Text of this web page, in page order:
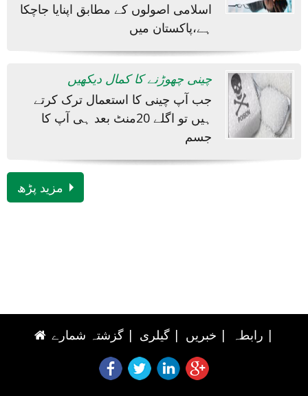
اسلامی اصولوں کے مطابق اپنایا جاچکا
ہے،پاکستان میں
چینی چھوڑنے کا کمال دیکھیں
جب آپ چینی کا استعمال ترک کرتے
ہیں تو اگلے 20منٹ بعد ہی آپ کا
جسم
مزید پڑھ
گزشتہ شمارے | گیلری | خبریں | رابطہ |